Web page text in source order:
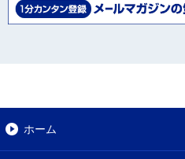
ホーム